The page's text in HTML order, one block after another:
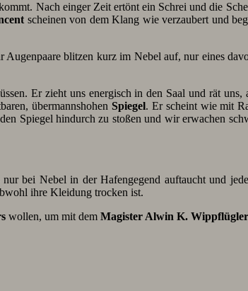
Nach einger Zeit ertönt ein Schrei und die
scheinen von dem Klang wie verzaubert und
blitzen kurz im Nebel auf, nur eines
Er zieht uns energisch in den Saal und rät uns,
übermannshohen Spiegel. Er scheint wie mit
Spiegel hindurch zu stoßen und wir erwachen
bei Nebel in der Hafengegend auftaucht und
ihre Kleidung trocken ist.
wollen, um mit dem Magister Alwin K. Wippflügler